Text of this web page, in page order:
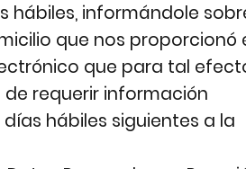
hábiles, informándole
que nos proporcionó
que para tal
requerir información
hábiles siguientes a la